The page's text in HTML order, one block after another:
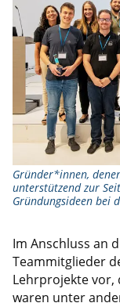
Gründer*innen,
unterstützend zur
Gründungsideen bei
Im Anschluss an
Teammitglieder
Lehrprojekte vor,
waren unter